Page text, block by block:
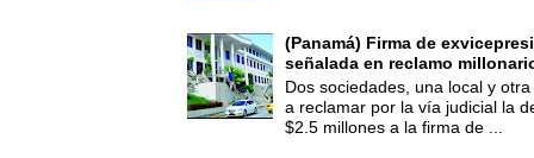
(Panamá) Firma de
señalada en reclamo
Dos sociedades, una local y
a reclamar por la vía judicial la
$2.5 millones a la firma de ...